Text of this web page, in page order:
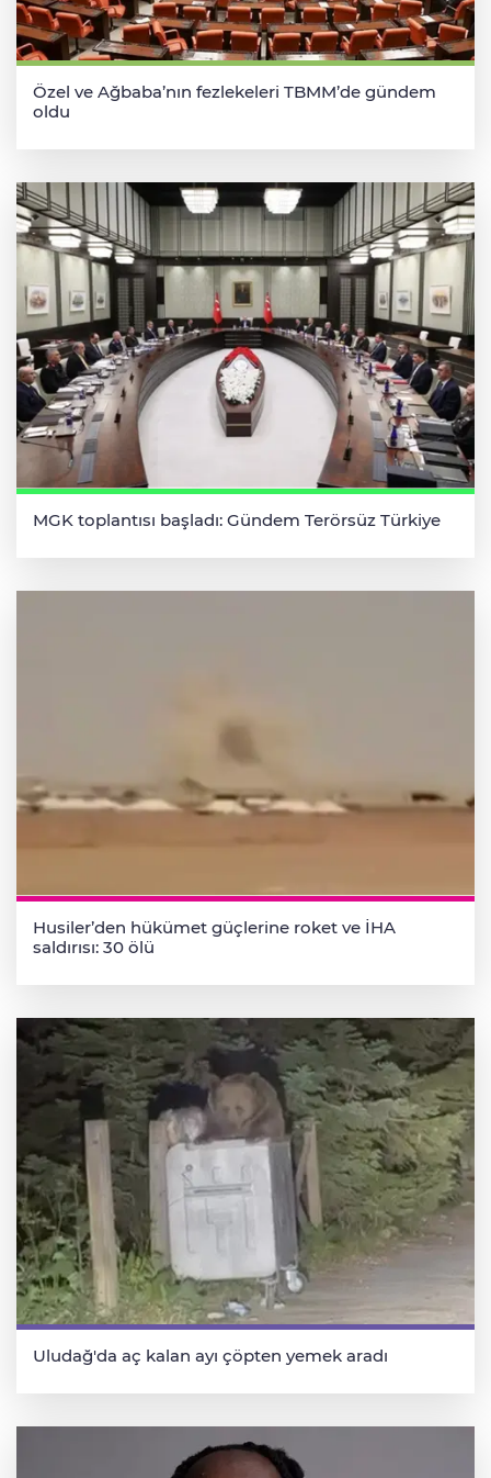
Özel ve Ağbaba’nın fezlekeleri TBMM’de gündem
oldu
MGK toplantısı başladı: Gündem Terörsüz Türkiye
Husiler’den hükümet güçlerine roket ve İHA
saldırısı: 30 ölü
Uludağ'da aç kalan ayı çöpten yemek aradı